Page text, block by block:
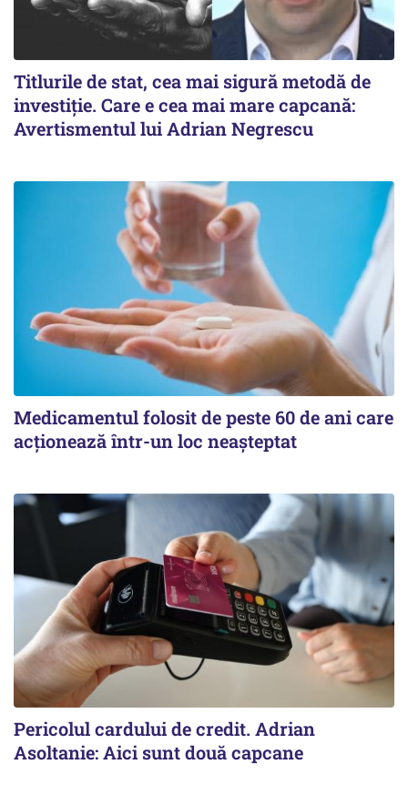
Titlurile de stat, cea mai sigură metodă de
investiție. Care e cea mai mare capcană:
Avertismentul lui Adrian Negrescu
Medicamentul folosit de peste 60 de ani care
acționează într-un loc neașteptat
Pericolul cardului de credit. Adrian
Asoltanie: Aici sunt două capcane